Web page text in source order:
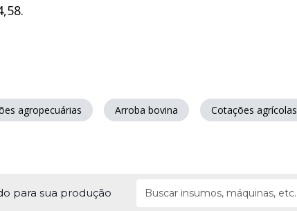
agropecuárias Arroba bovina Cotações agrícolas
para sua produção